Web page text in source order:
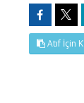
Atıf İçin